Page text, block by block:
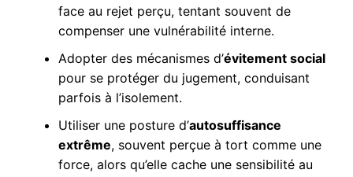
face au rejet perçu, tentant souvent de
compenser une vulnérabilité interne.
Adopter des mécanismes d’évitement social
pour se protéger du jugement, conduisant
parfois à l’isolement.
Utiliser une posture d’autosuffisance
extrême, souvent perçue à tort comme une
force, alors qu’elle cache une sensibilité au